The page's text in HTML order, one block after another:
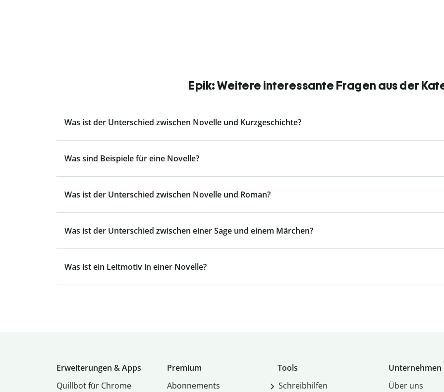
Epik: Weitere interessante Fragen aus der
Was ist der Unterschied zwischen Novelle und Kurzgeschichte?
Was sind Beispiele für eine Novelle?
Was ist der Unterschied zwischen Novelle und Roman?
Was ist der Unterschied zwischen einer Sage und einem Märchen?
Was ist ein Leitmotiv in einer Novelle?
Erweiterungen & Apps
Quillbot für Chrome
Premium
Abon­ne­ments
Tools
Schreibhilfen
Unternehmen
Über uns